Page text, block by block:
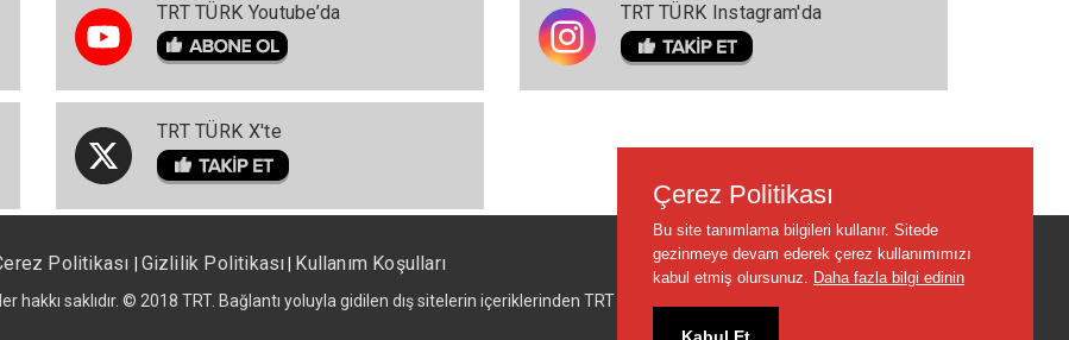
TRT TÜRK Youtube’da
TRT TÜRK X'te
TRT TÜRK Instagram'da
Politikası Gizlilik Politikası Kullanım Koşulları
hakkı saklıdır. © 2018 TRT. Bağlantı yoluyla gidilen dış sitelerin içeriklerinden TRT sorumlu değildir.
Çerez Politikası
Bu site tanımlama bilgileri kullanır. Sitede
gezinmeye devam ederek çerez kullanımımızı
kabul etmiş olursunuz. Daha fazla bilgi edinin